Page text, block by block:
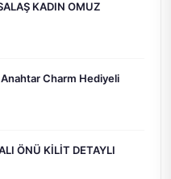
KADIN OMUZ
Anahtar Charm Hediyeli
ÖNÜ KİLİT DETAYLI